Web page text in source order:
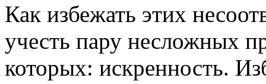
Как избежать этих
учесть пару несложных
которых: искренность.